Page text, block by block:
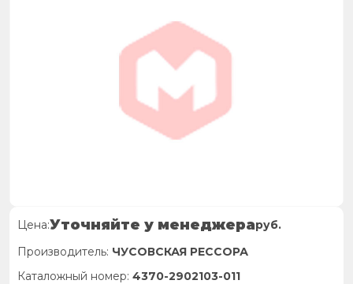
Цена:Уточняйте у менеджераруб.
Производитель: ЧУСОВСКАЯ РЕССОРА
Каталожный номер: 4370-2902103-011